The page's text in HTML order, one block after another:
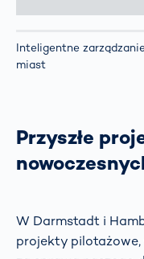
Inteligentne
miast
Przyszłe
W Darmstadt i
projekty